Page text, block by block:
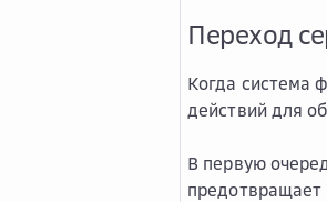
Переход
Когда система
действий для
В первую
предотвращает